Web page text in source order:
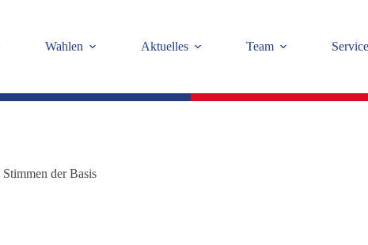
Wahlen Aktuelles Team Service
Stimmen der Basis